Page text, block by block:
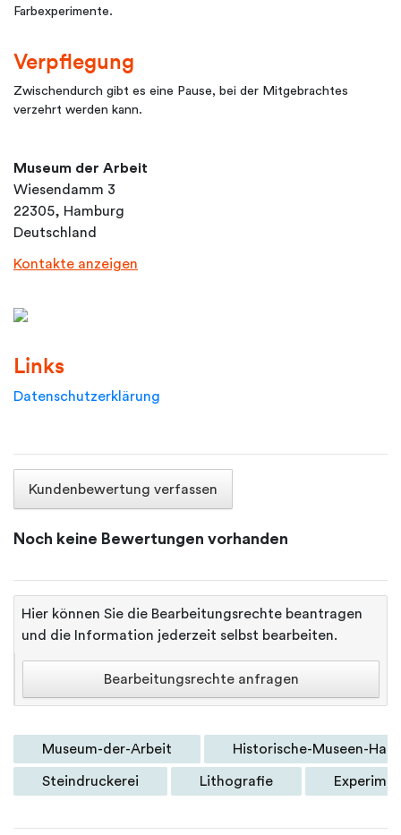
Farbexperimente.
Verpflegung
Zwischendurch gibt es eine Pause, bei der Mitgebrachtes
verzehrt werden kann.
Museum der Arbeit
Wiesendamm 3
22305, Hamburg
Deutschland
Kontakte anzeigen
Links
Datenschutzerklärung
Kundenbewertung verfassen
Noch keine Bewertungen vorhanden
Hier können Sie die Bearbeitungsrechte beantragen
und die Information jederzeit selbst bearbeiten.
Bearbeitungsrechte anfragen
Museum-der-Arbeit Historische-Museen-
Steindruckerei Lithografie